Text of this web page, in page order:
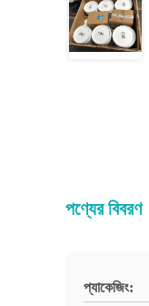
পণ্যের বিবরণ
প্যাকেজিং: